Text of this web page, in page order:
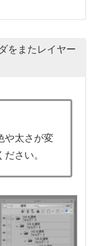
をまたレイヤー
や太さが変
さい。